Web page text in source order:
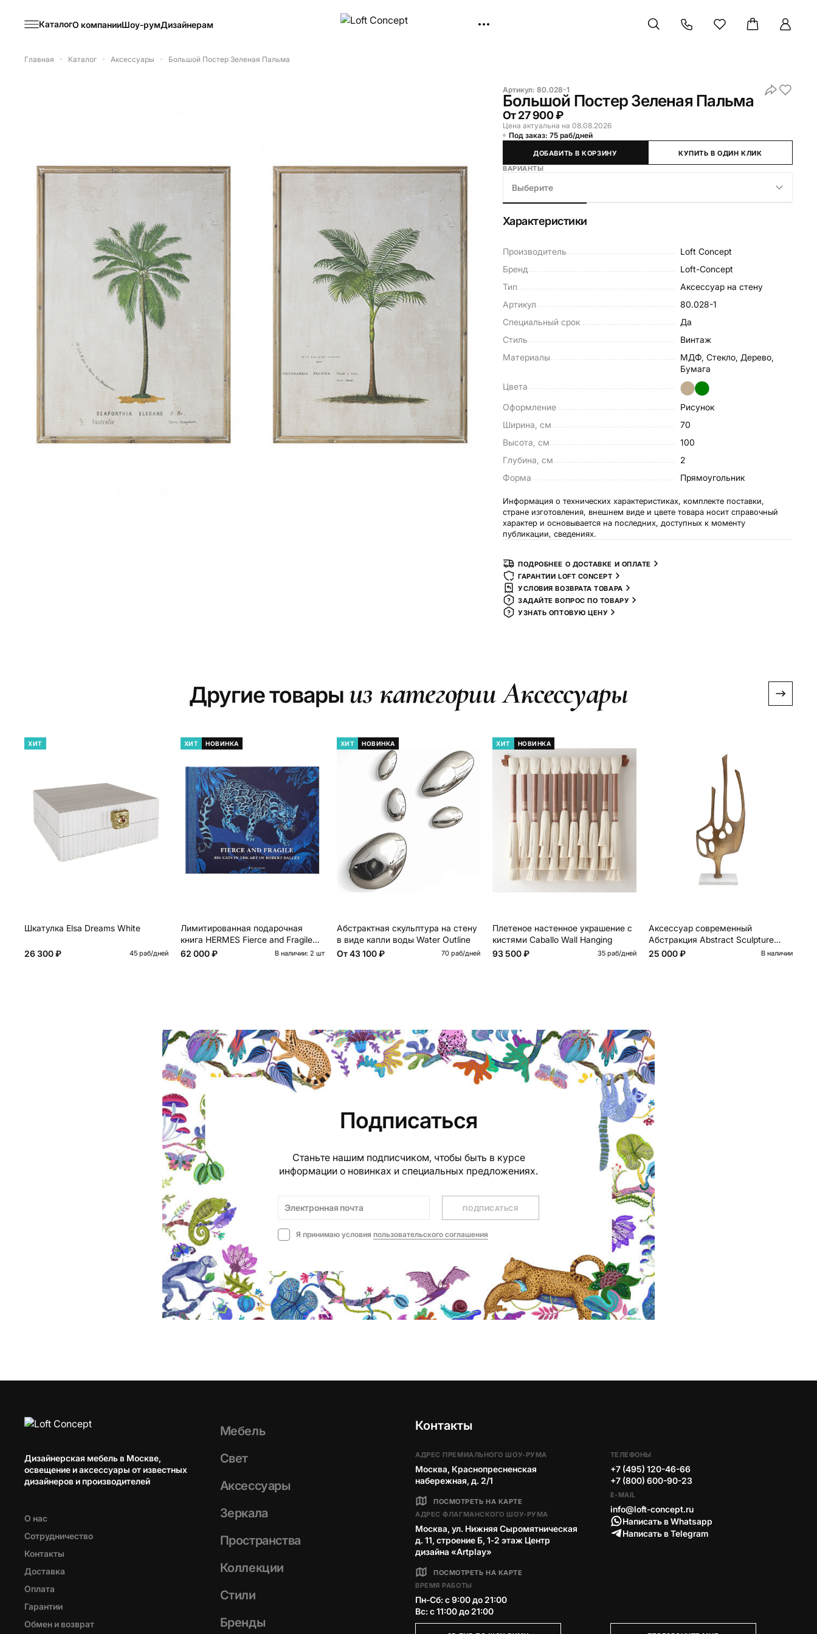
КаталогО компанииШоу-румДизайнерам
Главная Каталог Аксессуары Большой Постер Зеленая Пальма
Артикул: 80.028-1
Большой Постер Зеленая Пальма
От27 900 ₽
Цена актуальна на 08.08.2026
Под заказ: 75 раб/дней
ДОБАВИТЬ В КОРЗИНУ
КУПИТЬ В ОДИН КЛИК
ВАРИАНТЫ
Выберите
Характеристики
Производитель
Loft Concept
Бренд
Loft-Concept
Тип
Аксессуар на стену
Артикул
80.028-1
Специальный срок
Да
Стиль
Винтаж
Материалы
МДФ, Стекло, Дерево,
Бумага
Цвета
Оформление
Рисунок
Ширина, см
70
Высота, см
100
Глубина, см
2
Форма
Прямоугольник
Информация о технических характеристиках, комплекте поставки,
стране изготовления, внешнем виде и цвете товара носит справочный
характер и основывается на последних, доступных к моменту
публикации, сведениях.
ПОДРОБНЕЕ О ДОСТАВКЕ И ОПЛАТЕ
ГАРАНТИИ LOFT CONCEPT
УСЛОВИЯ ВОЗВРАТА ТОВАРА
ЗАДАЙТЕ ВОПРОС ПО ТОВАРУ
УЗНАТЬ ОПТОВУЮ ЦЕНУ
Другие товары из категории Аксессуары
ХИТ
Шкатулка Elsa Dreams White
26 300 ₽ 45 раб/дней
ХИТ НОВИНКА
Лимитированная подарочная
книга HERMES Fierce and Fragile
book, English version
62 000 ₽ В наличии: 2 шт
ХИТ НОВИНКА
Абстрактная скульптура на стену
в виде капли воды Water Outline
От43 100 ₽ 70 раб/дней
ХИТ НОВИНКА
Плетеное настенное украшение с
кистями Caballo Wall Hanging
93 500 ₽
35 раб/дней
Аксессуар современный
Абстракция Abstract Sculpture
Brass
25 000 ₽ В наличии
Подписаться
Станьте нашим подписчиком, чтобы быть в курсе
информации о новинках и специальных предложениях.
ПОДПИСАТЬСЯ
Я принимаю условия пользовательского соглашения
Дизайнерская мебель в Москве,
освещение и аксессуары от известных
дизайнеров и производителей
О нас
Сотрудничество
Контакты
Доставка
Оплата
Гарантии
Обмен и возврат
Мебель
Свет
Аксессуары
Зеркала
Пространства
Коллекции
Стили
Бренды
Контакты
АДРЕС ПРЕМИАЛЬНОГО ШОУ-РУМА
Москва, Краснопресненская
набережная, д. 2/1
ПОСМОТРЕТЬ НА КАРТЕ
АДРЕС ФЛАГМАНСКОГО ШОУ-РУМА
Москва, ул. Нижняя Сыромятническая
д. 11, строение Б, 1‑2 этаж Центр
дизайна «Artplay»
ПОСМОТРЕТЬ НА КАРТЕ
ВРЕМЯ РАБОТЫ
Пн-Сб: с 9:00 до 21:00
Вс: с 11:00 до 21:00
ТЕЛЕФОНЫ
+7 (495) 120-46-66
+7 (800) 600-90-23
E-MAIL
info@loft-concept.ru
Написать в Whatsapp
Написать в Telegram